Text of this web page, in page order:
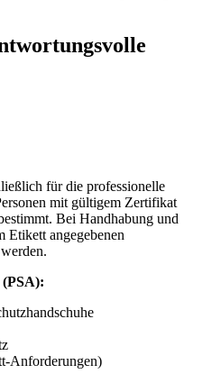
für die professionelle
mit gültigem Zertifikat
Bei Handhabung und
Etikett angegebenen
Anforderungen)